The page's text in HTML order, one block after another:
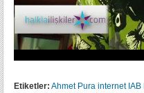
Etiketler: Ahmet Pura internet IAB